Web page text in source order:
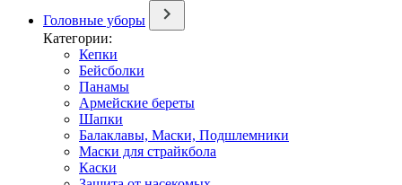
Головные уборы
Категории:
Кепки
Бейсболки
Панамы
Армейские береты
Шапки
Балаклавы, Маски, Подшлемники
Маски для страйкбола
Каски